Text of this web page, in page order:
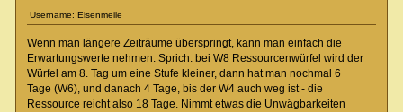
Username: Eisenmeile
Wenn man längere Zeiträume überspringt, kann man einfach die
Erwartungswerte nehmen. Sprich: bei W8 Ressourcenwürfel wird der
Würfel am 8. Tag um eine Stufe kleiner, dann hat man nochmal 6
Tage (W6), und danach 4 Tage, bis der W4 auch weg ist - die
Ressource reicht also 18 Tage. Nimmt etwas die Unwägbarkeiten